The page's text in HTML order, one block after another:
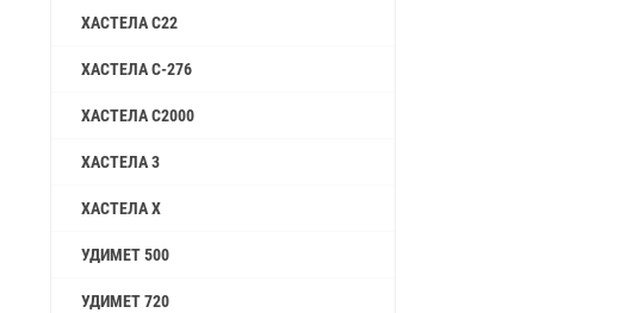
ХАСТЕЛА C22
ХАСТЕЛА C-276
ХАСТЕЛА C2000
ХАСТЕЛА 3
ХАСТЕЛА X
УДИМЕТ 500
УДИМЕТ 720